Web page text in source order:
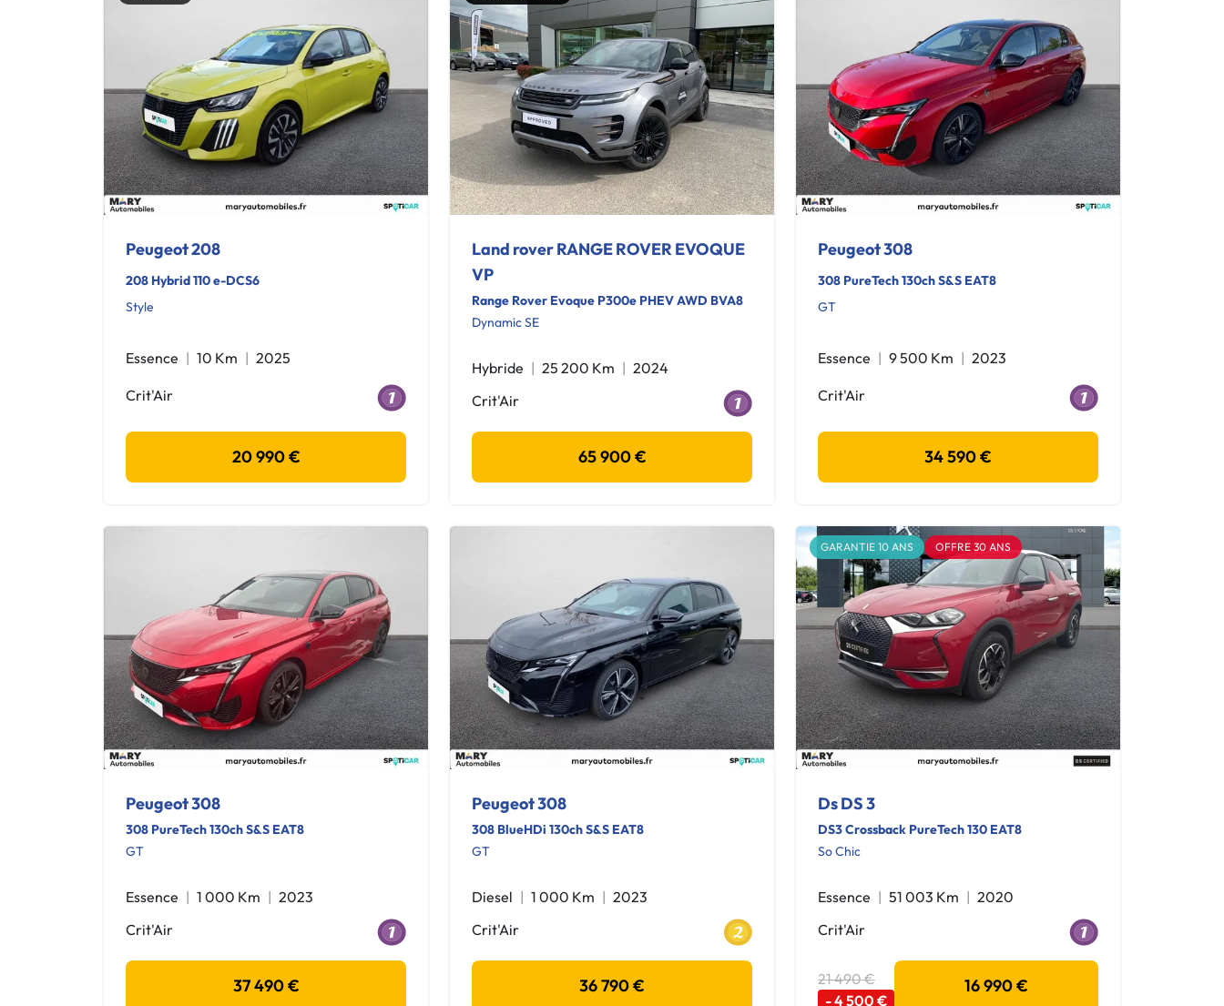
Peugeot 208
208 Hybrid 110 e-DCS6
Style
Essence 10 Km 2025
Crit'Air
20 990 €
Land rover RANGE ROVER EVOQUE
VP
Range Rover Evoque P300e PHEV AWD BVA8
Dynamic SE
Hybride 25 200 Km
2024
Crit'Air
65 900 €
Peugeot 308
308 PureTech 130ch S&S EAT8
GT
Essence 9 500 Km 2023
Crit'Air
34 590 €
Peugeot 308
308 PureTech 130ch S&S EAT8
GT
Essence 1 000 Km
2023
Crit'Air
37 490 €
Peugeot 308
308 BlueHDi 130ch S&S EAT8
GT
Diesel 1 000 Km
2023
Crit'Air
36 790 €
GARANTIE 10 ANS OFFRE 30 ANS
Ds DS 3
DS3 Crossback PureTech 130 EAT8
So Chic
Essence 51 003 Km
2020
Crit'Air
21 490 €
- 4 500 €
16 990 €